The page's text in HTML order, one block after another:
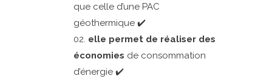
que celle d’une PAC
géothermique ✔️
elle permet de réaliser des
économies de consommation
d’énergie ✔️